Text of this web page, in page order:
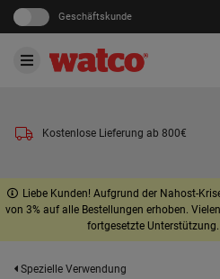
Geschäftskunde
Kostenlose Lieferung ab 800€
Liebe Kunden! Aufgrund der Nahost-
von 3% auf alle Bestellungen erhoben.
fortgesetzte
Spezielle Verwendung